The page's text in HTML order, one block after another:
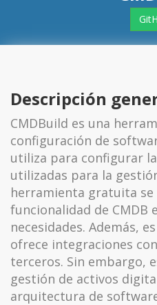
Descripción
CMDBuild es una
configuración de
utiliza para configurar
utilizadas para la
herramienta gratuita
funcionalidad de CMDB
necesidades. Además,
ofrece integraciones
terceros. Sin embargo,
gestión de activos
arquitectura de